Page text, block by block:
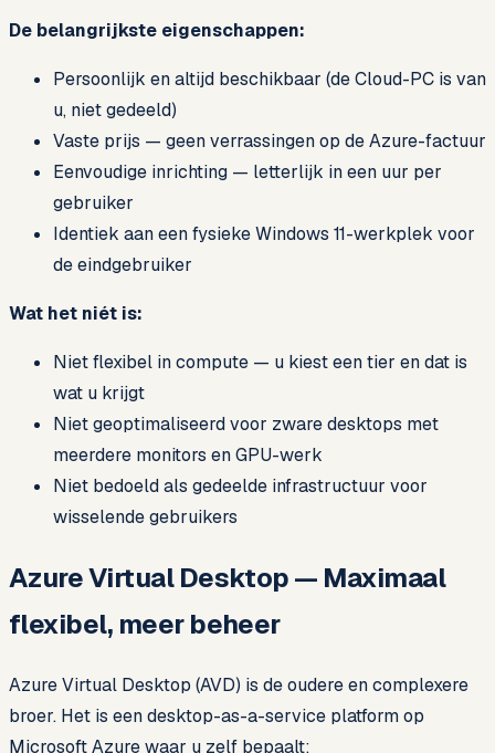
De belangrijkste eigenschappen:
Persoonlijk en altijd beschikbaar (de Cloud-PC is van
u, niet gedeeld)
Vaste prijs — geen verrassingen op de Azure-factuur
Eenvoudige inrichting — letterlijk in een uur per
gebruiker
Identiek aan een fysieke Windows 11-werkplek voor
de eindgebruiker
Wat het niét is:
Niet flexibel in compute — u kiest een tier en dat is
wat u krijgt
Niet geoptimaliseerd voor zware desktops met
meerdere monitors en GPU-werk
Niet bedoeld als gedeelde infrastructuur voor
wisselende gebruikers
Azure Virtual Desktop — Maximaal
flexibel, meer beheer
Azure Virtual Desktop (AVD) is de oudere en complexere
broer. Het is een desktop-as-a-service platform op
Microsoft Azure waar u zelf bepaalt: